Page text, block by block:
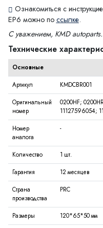
Ознакомиться с
EP6 можно по ссылке.
С уважением, KMD autoparts.
Технические
Основные
Артикул KMDCBR001
Оригинальный
номер
0200HF;
11127596054;
Номер
аналога
-
Количество 1 шт.
Гарантия 12 месяцев
Страна
производства
PRC
Размеры 120*65*50 мм